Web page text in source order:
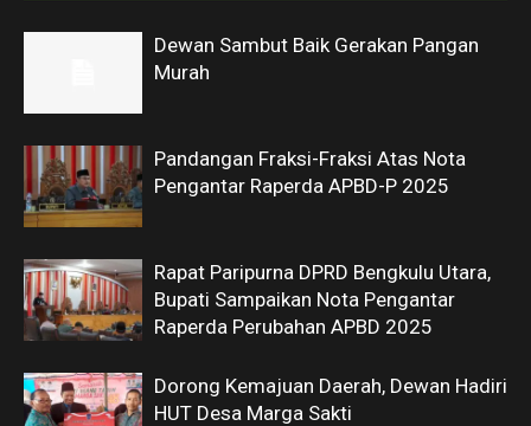
Dewan Sambut Baik Gerakan Pangan
Murah
Pandangan Fraksi-Fraksi Atas Nota
Pengantar Raperda APBD-P 2025
Rapat Paripurna DPRD Bengkulu Utara,
Bupati Sampaikan Nota Pengantar
Raperda Perubahan APBD 2025
Dorong Kemajuan Daerah, Dewan Hadiri
HUT Desa Marga Sakti